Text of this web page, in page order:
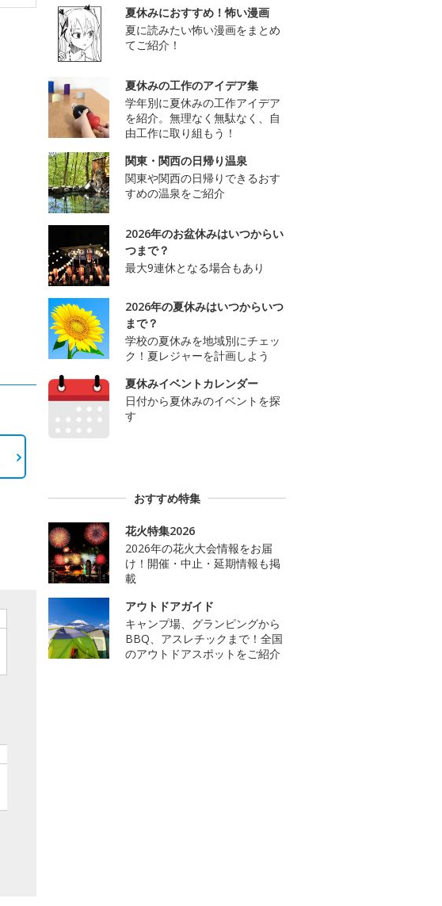
夏休みにおすすめ！怖い漫画
夏に読みたい怖い漫画をまとめ
てご紹介！
夏休みの工作のアイデア集
学年別に夏休みの工作アイデア
を紹介。無理なく無駄なく、自
由工作に取り組もう！
関東・関西の日帰り温泉
関東や関西の日帰りできるおす
すめの温泉をご紹介
2026年のお盆休みはいつからい
つまで？
最大9連休となる場合もあり
2026年の夏休みはいつからいつ
まで？
学校の夏休みを地域別にチェッ
ク！夏レジャーを計画しよう
夏休みイベントカレンダー
日付から夏休みのイベントを探
す
おすすめ特集
花火特集2026
2026年の花火大会情報をお届
け！開催・中止・延期情報も掲
載
アウトドアガイド
キャンプ場、グランピングから
BBQ、アスレチックまで！全国
のアウトドアスポットをご紹介